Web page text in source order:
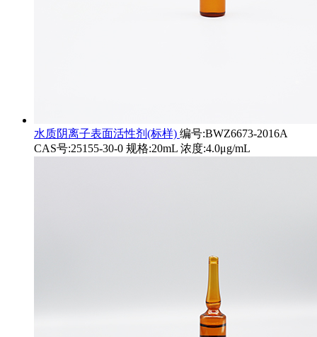
水质阴离子表面活性剂(标样) 编号:BWZ6673-2016A
CAS号:25155-30-0 规格:20mL 浓度:4.0μg/mL